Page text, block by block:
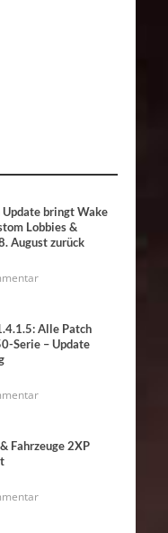
Update bringt Wake
Lobbies &
August zurück
Alle Patch
Serie – Update
Fahrzeuge 2XP